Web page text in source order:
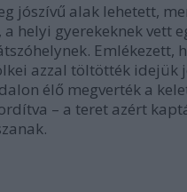
jószívű alak lehetett,
a helyi gyerekeknek vett
Emlékezett,
azzal töltötték idejük
élő megverték a
– a teret azért